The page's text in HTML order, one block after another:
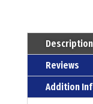
Description
Reviews
Addition